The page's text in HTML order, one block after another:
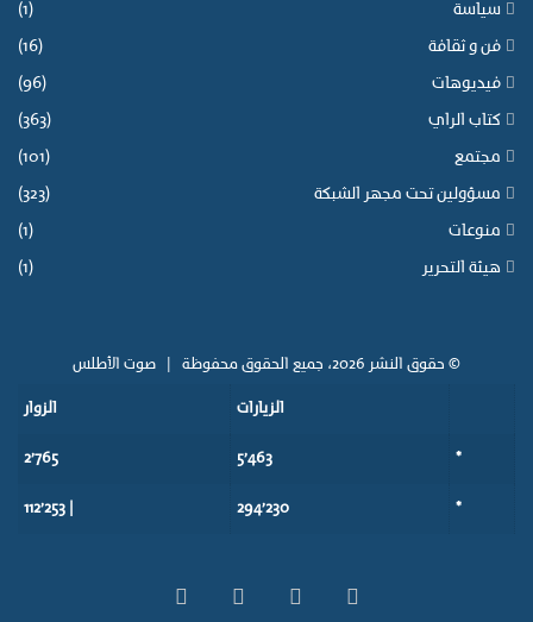
سياسة (1)
فن و ثقافة (16)
فيديوهات (96)
كتاب الراي (363)
مجتمع (101)
مسؤولين تحت مجهر الشبكة (323)
منوعات (1)
هيئة التحرير (1)
© حقوق النشر 2026، جميع الحقوق محفوظة | صوت الأطلس
الزيارات الزوار
* 5٬463 2٬765
* 294٬230
فيسبوك ‫YouTube